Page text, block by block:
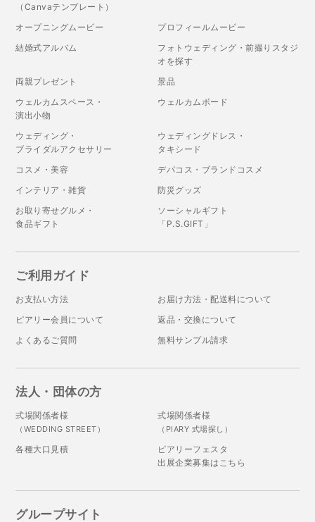
（Canvaテンプレート）
オープニングムービー
プロフィールムービー
結婚式アルバム
フォトウェディング・前撮りスタジ
オを探す
両親プレゼント
景品
ウェルカムスペース・
演出小物
ウェルカムボード
ウェディング・
ブライダルアクセサリー
ウェディングドレス・
タキシード
コスメ・美容
デパコス・ブランドコスメ
インテリア・雑貨
防災グッズ
お取り寄せグルメ・
食品ギフト
ソーシャルギフト
「P.S.GIFT」
ご利用ガイド
お支払い方法
お届け方法・配送料について
ピアリー会員について
返品・交換について
よくあるご質問
無料サンプル請求
法人・団体の方
式場関係者様
（WEDDING STREET）
式場関係者様
（PIARY 式場探し）
各種大口見積
ピアリーフェスタ
出展企業募集はこちら
グループサイト